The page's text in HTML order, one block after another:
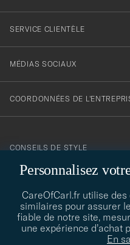
Personnalisez
CareOfCarl.fr utilise
similaires pour assurer
fiable de notre site,
une expérience d’achat
En
SERVICE CLIENTÈLE
MÉDIAS SOCIAUX
COORDONNÉES DE
CONSEILS DE STYLE
Besoin d'aide pour trouver
CONSEILS DE STYLE